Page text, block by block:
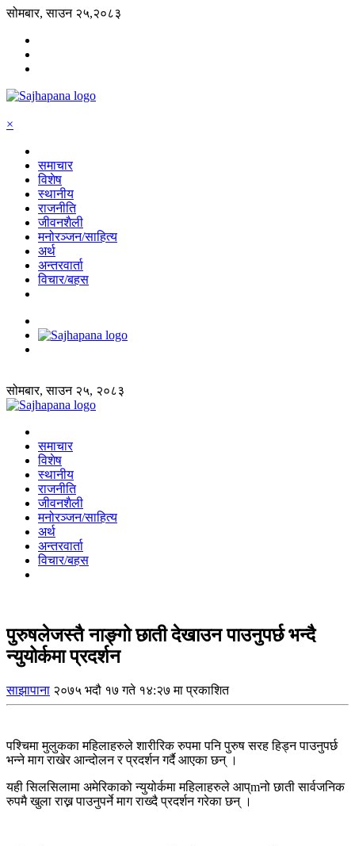
सोमबार, साउन २५,२०८३
×
समाचार
विशेष
स्थानीय
राजनीति
जीवनशैली
मनोरञ्जन/साहित्य
अर्थ
अन्तरवार्ता
विचार/बहस
सोमबार, साउन २५, २०८३
समाचार
विशेष
स्थानीय
राजनीति
जीवनशैली
मनोरञ्जन/साहित्य
अर्थ
अन्तरवार्ता
विचार/बहस
पुरुषलेजस्तै नाङ्गो छाती देखाउन पाउनुपर्छ भन्दै
न्युयोर्कमा प्रदर्शन
साझापाना २०७५ भदौ १७ गते १४:२७ मा प्रकाशित
पश्चिमा मुलुकका महिलाहरुले शारीरिक रुपमा पनि पुरुष सरह हिड्न पाउनुपर्छ
भन्ने माग राखेर आन्दोलन र प्रदर्शन गर्दै आएका छन् ।
यही सिलसिलामा अमेरिकाको न्युयोर्कमा महिलाहरुले आप्mनो छाती सार्वजनिक
रुपमै खुला राख्न पाउनुपर्ने माग राख्दै प्रदर्शन गरेका छन् ।